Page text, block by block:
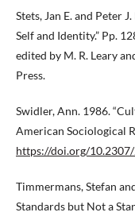
Stets, Jan E. and Peter
Self and Identity.” Pp.
edited by M. R. Leary
Press.
Swidler, Ann. 1986.
American Sociological
https://doi.org/
Timmermans, Stefan
Standards but Not a